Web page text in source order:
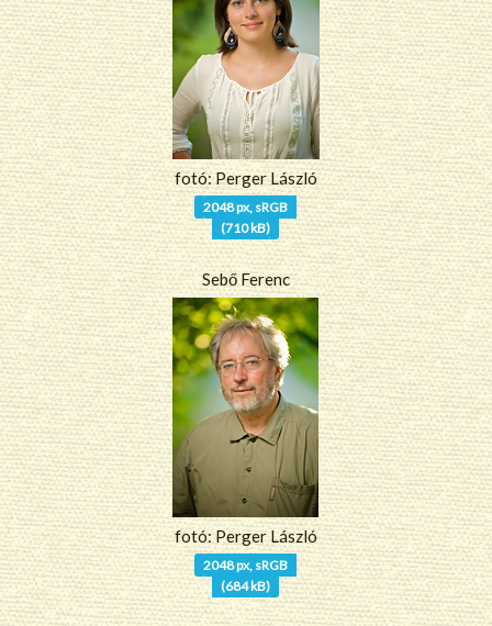
fotó: Perger László
2048 px, sRGB
(710 kB)
Sebő Ferenc
fotó: Perger László
2048 px, sRGB
(684 kB)